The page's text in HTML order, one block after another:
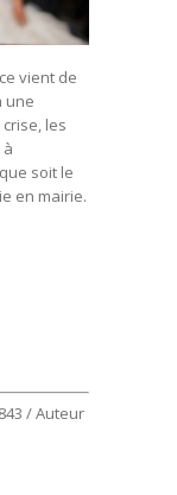
vient de
une
les
soit le
en mairie.
/ Auteur